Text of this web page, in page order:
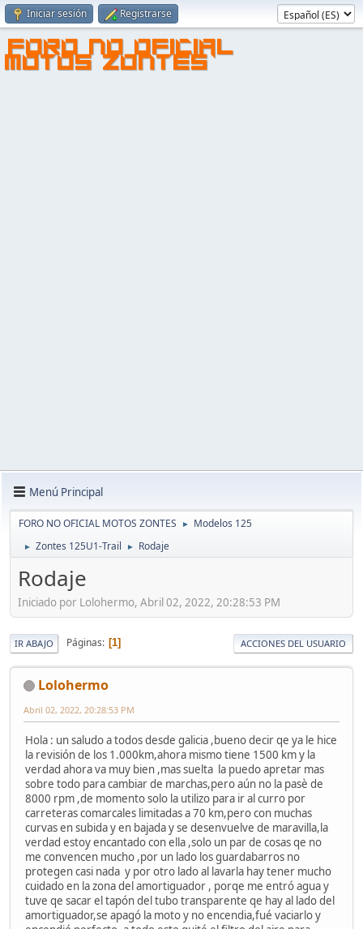
Iniciar sesión Registrarse
FORO NO OFICIAL
MOTOS ZONTES
Menú Principal
FORO NO OFICIAL MOTOS ZONTES ► Modelos 125
► Zontes 125U1-Trail ► Rodaje
Rodaje
Iniciado por Lolohermo, Abril 02, 2022, 20:28:53 PM
IR ABAJO Páginas 1 ACCIONES DEL USUARIO
Lolohermo
Abril 02, 2022, 20:28:53 PM
Hola : un saludo a todos desde galicia ,bueno decir qe ya le hice
la revisión de los 1.000km,ahora mismo tiene 1500 km y la
verdad ahora va muy bien ,mas suelta la puedo apretar mas
sobre todo para cambiar de marchas,pero aún no la pasè de
8000 rpm ,de momento solo la utilizo para ir al curro por
carreteras comarcales limitadas a 70 km,pero con muchas
curvas en subida y en bajada y se desenvuelve de maravilla,la
verdad estoy encantado con ella ,solo un par de cosas qe no
me convencen mucho ,por un lado los guardabarros no
protegen casi nada y por otro lado al lavarla hay tener mucho
cuidado en la zona del amortiguador , porqe me entró agua y
tuve qe sacar el tapón del tubo transparente qe hay al lado del
amortiguador,se apagó la moto y no encendia,fué vaciarlo y